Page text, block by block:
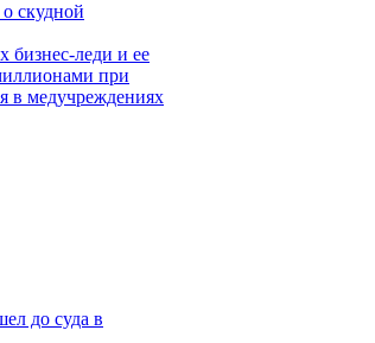
скудной
бизнес-леди и ее
при
в медучреждениях
до суда в